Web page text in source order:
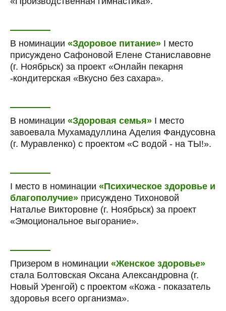
В номинации «Здоровое питание» I место
присуждено Сафоновой Елене Станиславовне
(г. Ноябрьск) за проект «Онлайн пекарня
-кондитерская «Вкусно без сахара».
В номинации «Здоровая семья» I место
завоевала Мухамадуллина Аделия Фандусовна
(г. Муравленко) с проектом «С водой - на ТЫ!».
I место в номинации «Психическое здоровье и
благополучие» присуждено Тихоновой
Наталье Викторовне (г. Ноябрьск) за проект
«Эмоциональное выгорание».
Призером в номинации «Женское здоровье»
стала Болтовская Оксана Александровна (г.
Новый Уренгой) с проектом «Кожа - показатель
здоровья всего организма».